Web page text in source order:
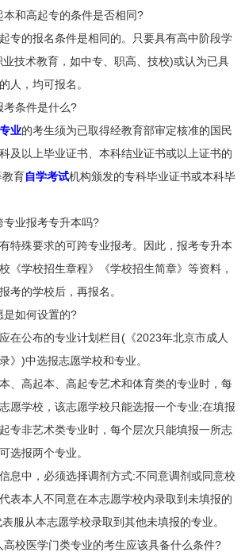
和高起专的条件是否相同?
的报名条件是相同的。只要具有高中阶段学
技术教育，如中专、职高、技校)或认为已具
人，均可报名。
条件是什么?
业的考生须为已取得经教育部审定核准的国民
及以上毕业证书、本科结业证书或以上证书的
教育自学考试机构颁发的专科毕业证书或本科毕
业报考专升本吗?
殊要求的可跨专业报考。因此，报考专升本
《学校招生章程》《学校招生简章》等资料，
考的学校后，再报名。
如何设置的?
公布的专业计划栏目(《2023年北京市成人
》)中选报志愿学校和专业。
高起本、高起专艺术和体育类的专业时，每
愿学校，该志愿学校只能选报一个专业;在填报
专非艺术类专业时，每个层次只能填报一所志
选报两个专业。
中，必须选择调剂方式:不同意调剂或同意校
表本人不同意在本志愿学校内录取到未填报的
服从本志愿学校录取到其他未填报的专业。
医学门类专业的考生应该具备什么条件?